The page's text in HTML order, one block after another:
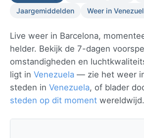
Jaargemiddelden
Weer in
Live weer in Barcelona,
helder. Bekijk de 7-dagen
omstandigheden en
ligt in Venezuela — zie het weer
steden in Venezuela, of blader
steden op dit moment wereldwijd.